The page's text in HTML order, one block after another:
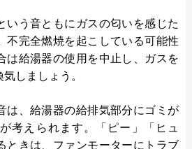
いう音ともにガスの匂いを感じた
不完全燃焼を起こしている可能性
は給湯器の使用を中止し、ガスを
しましょう。
は、給湯器の給排気部分にゴミが
考えられます。「ピー」「ヒュ
ときは、ファンモーターにトラブ